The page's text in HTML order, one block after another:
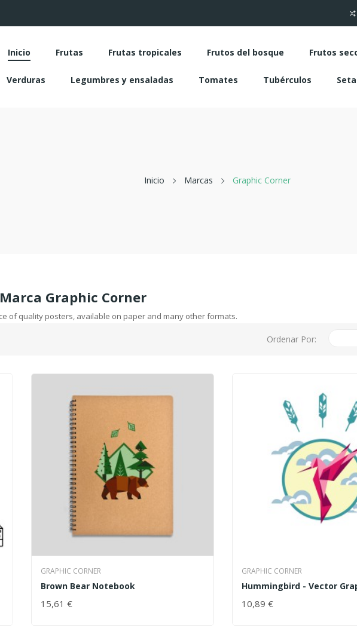
Inicio Frutas Frutas tropicales Frutos del bosque Frutos
Verduras Legumbres y ensaladas Tomates Tubérculos
Inicio Marcas Graphic Corner
Graphic Corner
of quality posters, available on paper and many other formats.
Ordenar Por:
GRAPHIC CORNER
Brown Bear Notebook
15,61 €
GRAPHIC CORNER
Hummingbird - Vector
10,89 €